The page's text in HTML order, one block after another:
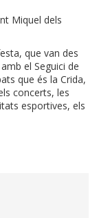
Miquel dels
que van des
el Seguici de
que és la Crida,
concerts, les
esportives, els